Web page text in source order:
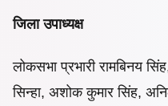
जिला उपाध्यक्ष
लोकसभा प्रभारी रामबिनय
सिन्हा, अशोक कुमार सिंह,